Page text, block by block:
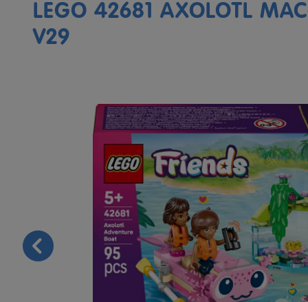
LEGO 42681 AXOLOTL
V29